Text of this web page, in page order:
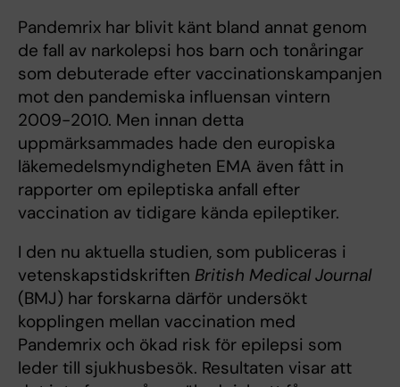
Pandemrix har blivit känt bland annat genom
de fall av narkolepsi hos barn och tonåringar
som debuterade efter vaccinationskampanjen
mot den pandemiska influensan vintern
2009-2010. Men innan detta
uppmärksammades hade den europiska
läkemedelsmyndigheten EMA även fått in
rapporter om epileptiska anfall efter
vaccination av tidigare kända epileptiker.
I den nu aktuella studien, som publiceras i
vetenskapstidskriften British Medical Journal
(BMJ) har forskarna därför undersökt
kopplingen mellan vaccination med
Pandemrix och ökad risk för epilepsi som
leder till sjukhusbesök. Resultaten visar att